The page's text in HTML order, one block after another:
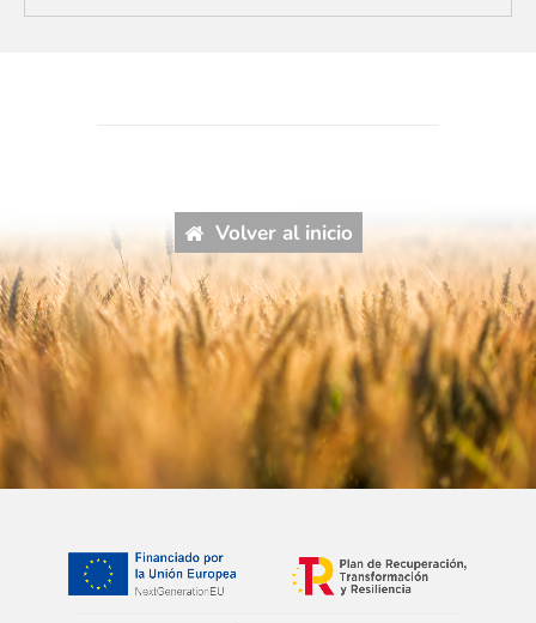
Volver al inicio